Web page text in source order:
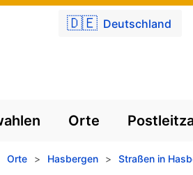
🇩🇪 Deutschland
Orte
Orte > Hasbergen > Straßen in